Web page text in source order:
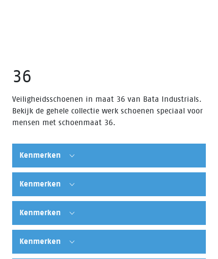
36
Veiligheidsschoenen in maat 36 van Bata Industrials.
Bekijk de gehele collectie werk schoenen speciaal voor
mensen met schoenmaat 36.
Kenmerken
Kenmerken
Kenmerken
Kenmerken